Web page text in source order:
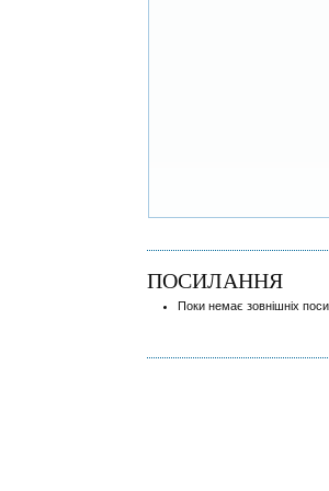
ПОСИЛАННЯ
Поки немає зовнішніх